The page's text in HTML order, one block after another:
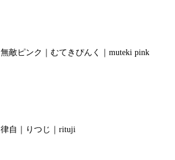
無敵ピンク｜むてきぴんく｜muteki pink
律自｜りつじ｜rituji